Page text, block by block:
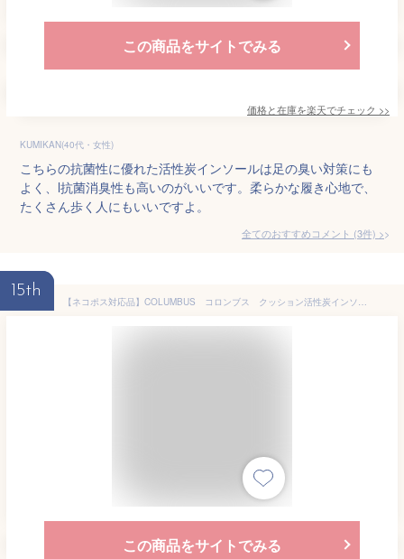
この商品をサイトでみる
価格と在庫を楽天でチェック >>
KUMIKAN(40代・女性)
こちらの抗菌性に優れた活性炭インソールは足の臭い対策にも
よく、l抗菌消臭性も高いのがいいです。柔らかな履き心地で、
たくさん歩く人にもいいですよ。
全てのおすすめコメント (3件) >
15th
【ネコポス対応品】COLUMBUS コロンブス クッション活性炭インソール 男性用 S〜LL【9143461】【お取り寄せ製品】【中敷、インソール】
この商品をサイトでみる